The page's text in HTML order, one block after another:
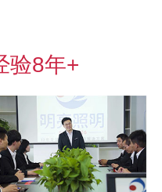
验8年+